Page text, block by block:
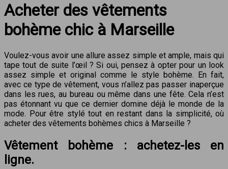
Acheter des vêtements
bohème chic à Marseille
Voulez-vous avoir une allure assez simple et ample, mais qui
tape tout de suite l’œil ? Si oui, pensez à opter pour un look
assez simple et original comme le style bohème. En fait,
avec ce type de vêtement, vous n’allez pas passer inaperçue
dans les rues, au bureau ou même dans une fête. Cela n’est
pas étonnant vu que ce dernier domine déjà le monde de la
mode. Pour être stylé tout en restant dans la simplicité, où
acheter des vêtements bohèmes chics à Marseille ?
Vêtement bohème : achetez-les en
ligne.